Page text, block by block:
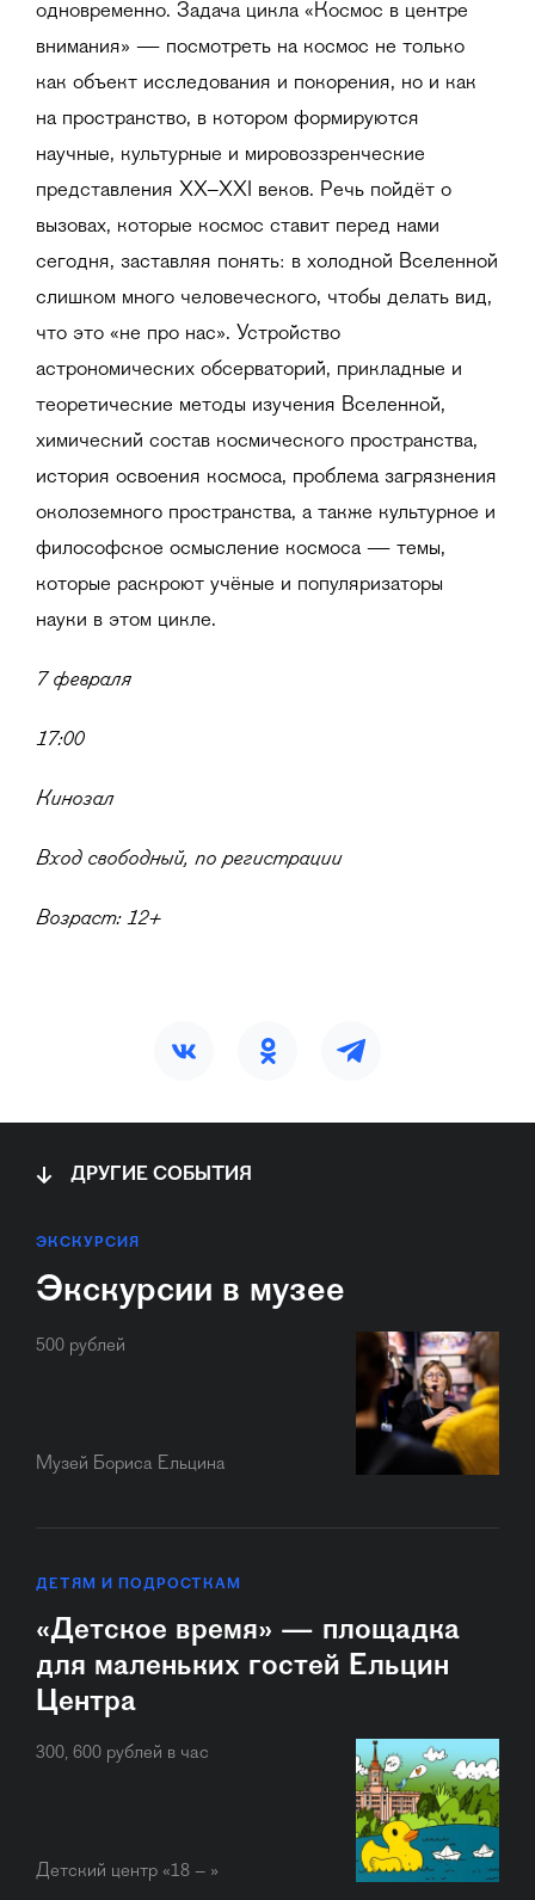
одновременно. Задача цикла «Космос в центре
внимания» — посмотреть на космос не только
как объект исследования и покорения, но и как
на пространство, в котором формируются
научные, культурные и мировоззренческие
представления XX–XXI веков. Речь пойдёт о
вызовах, которые космос ставит перед нами
сегодня, заставляя понять: в холодной Вселенной
слишком много человеческого, чтобы делать вид,
что это «не про нас». Устройство
астрономических обсерваторий, прикладные и
теоретические методы изучения Вселенной,
химический состав космического пространства,
история освоения космоса, проблема загрязнения
околоземного пространства, а также культурное и
философское осмысление космоса — темы,
которые раскроют учёные и популяризаторы
науки в этом цикле.
7 февраля
17:00
Кинозал
Вход свободный, по регистрации
Возраст: 12+
ДРУГИЕ СОБЫТИЯ
ЭКСКУРСИЯ
Экскурсии в музее
500 рублей
Музей Бориса Ельцина
ДЕТЯМ И ПОДРОСТКАМ
«Детское время» — площадка
для маленьких гостей Ельцин
Центра
300, 600 рублей в час
Детский центр «18 – »